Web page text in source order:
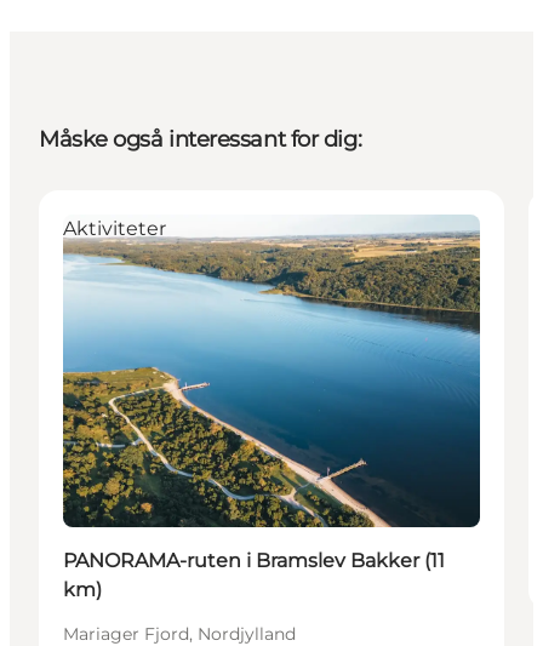
Måske også interessant for dig:
Aktiviteter
PANORAMA-ruten i Bramslev Bakker (11
km)
Mariager Fjord, Nordjylland